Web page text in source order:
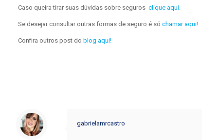
Caso queira tirar suas dúvidas sobre seguros clique aqui.
Se desejar consultar outras formas de seguro é só chamar aqui!
Confira outros post do blog aqui!
gabrielamrcastro